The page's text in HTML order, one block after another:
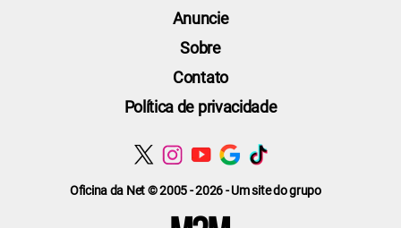
Oficina da Net © 2005 - 2026 - Um site do grupo
Anuncie
Sobre
Contato
Política de privacidade